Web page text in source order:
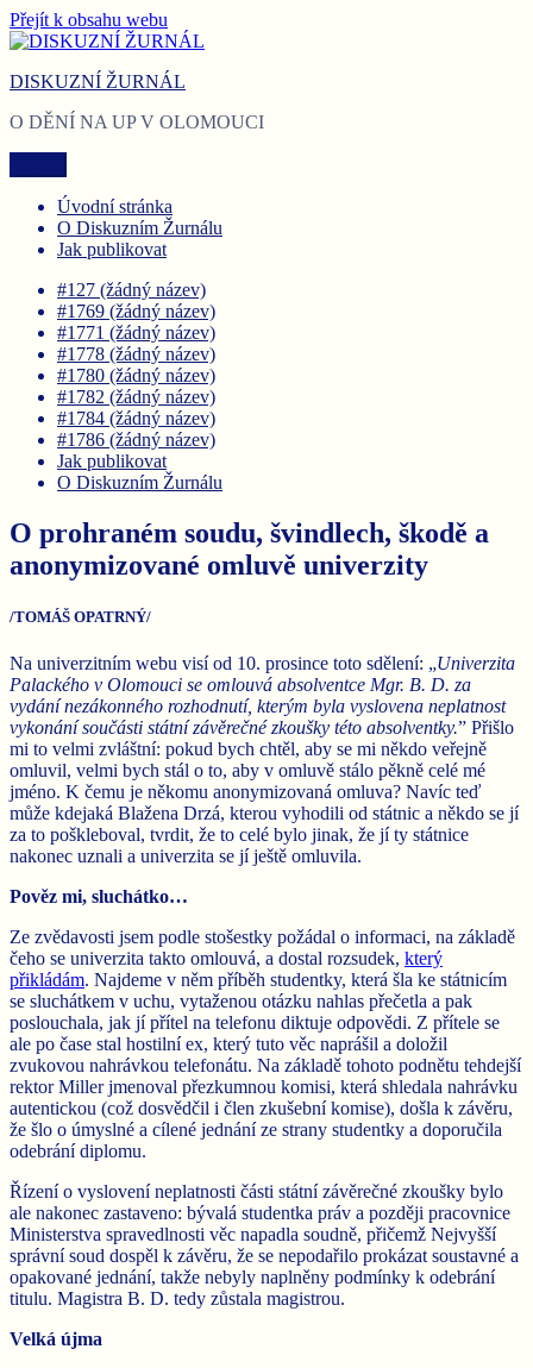
Přejít k obsahu webu
DISKUZNÍ ŽURNÁL
O DĚNÍ NA UP V OLOMOUCI
Úvodní stránka
O Diskuzním Žurnálu
Jak publikovat
#127 (žádný název)
#1769 (žádný název)
#1771 (žádný název)
#1778 (žádný název)
#1780 (žádný název)
#1782 (žádný název)
#1784 (žádný název)
#1786 (žádný název)
Jak publikovat
O Diskuzním Žurnálu
O prohraném soudu, švindlech, škodě a
anonymizované omluvě univerzity
/TOMÁŠ OPATRNÝ/
Na univerzitním webu visí od 10. prosince toto sdělení: „Univerzita
Palackého v Olomouci se omlouvá absolventce Mgr. B. D. za
vydání nezákonného rozhodnutí, kterým byla vyslovena neplatnost
vykonání součásti státní závěrečné zkoušky této absolventky.” Přišlo
mi to velmi zvláštní: pokud bych chtěl, aby se mi někdo veřejně
omluvil, velmi bych stál o to, aby v omluvě stálo pěkně celé mé
jméno. K čemu je někomu anonymizovaná omluva? Navíc teď
může kdejaká Blažena Drzá, kterou vyhodili od státnic a někdo se jí
za to poškleboval, tvrdit, že to celé bylo jinak, že jí ty státnice
nakonec uznali a univerzita se jí ještě omluvila.
Pověz mi, sluchátko…
Ze zvědavosti jsem podle stošestky požádal o informaci, na základě
čeho se univerzita takto omlouvá, a dostal rozsudek, který
přikládám. Najdeme v něm příběh studentky, která šla ke státnicím
se sluchátkem v uchu, vytaženou otázku nahlas přečetla a pak
poslouchala, jak jí přítel na telefonu diktuje odpovědi. Z přítele se
ale po čase stal hostilní ex, který tuto věc naprášil a doložil
zvukovou nahrávkou telefonátu. Na základě tohoto podnětu tehdejší
rektor Miller jmenoval přezkumnou komisi, která shledala nahrávku
autentickou (což dosvědčil i člen zkušební komise), došla k závěru,
že šlo o úmyslné a cílené jednání ze strany studentky a doporučila
odebrání diplomu.
Řízení o vyslovení neplatnosti části státní závěrečné zkoušky bylo
ale nakonec zastaveno: bývalá studentka práv a později pracovnice
Ministerstva spravedlnosti věc napadla soudně, přičemž Nejvyšší
správní soud dospěl k závěru, že se nepodařilo prokázat soustavné a
opakované jednání, takže nebyly naplněny podmínky k odebrání
titulu. Magistra B. D. tedy zůstala magistrou.
Velká újma